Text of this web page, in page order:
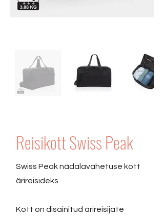
Reisikott Swiss Peak
Swiss Peak nädalavahetuse kott
ärireisideks
Kott on disainitud ärireisijate